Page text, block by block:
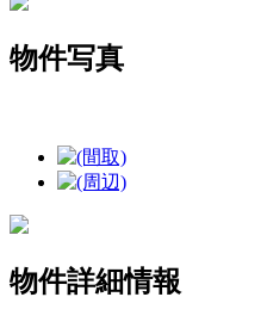
物件写真
物件詳細情報